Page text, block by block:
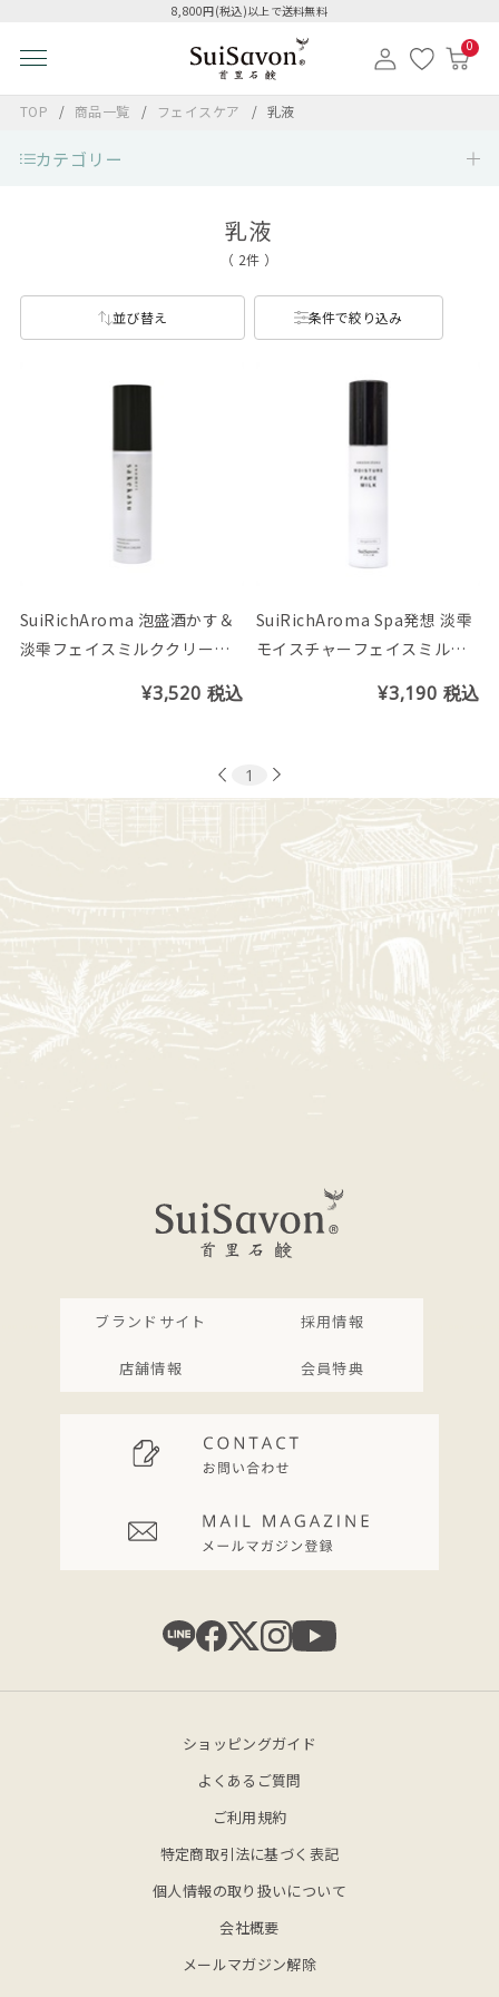
8,800円(税込)以上で送料無料
0
TOP 商品一覧 フェイスケア 乳液
カテゴリー
乳液
（ 2件 ）
並び替え 条件で絞り込み
SuiRichAroma 泡盛酒かす＆
淡雫フェイスミルククリーム
¥3,520 税込
SuiRichAroma Spa発想 淡雫
モイスチャーフェイスミルク
¥3,190 税込
1
ブランドサイト 採用情報
店舗情報 会員特典
ショッピングガイド
よくあるご質問
ご利用規約
特定商取引法に基づく表記
個人情報の取り扱いについて
会社概要
メールマガジン解除